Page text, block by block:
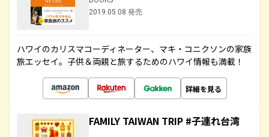
2019.05.08 発売
ハワイのカリスマコーディネーター、マキ・コニクソンの家族
旅エッセイ。子供＆両親と旅するためのハワイ情報も満載！
詳細を見る
FAMILY TAIWAN TRIP #子連れ台湾